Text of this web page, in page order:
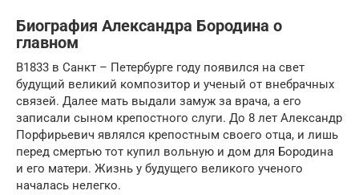
Биография Александра Бородина о
главном
В1833 в Санкт – Петербурге году появился на свет
будущий великий композитор и ученый от внебрачных
связей. Далее мать выдали замуж за врача, а его
записали сыном крепостного слуги. До 8 лет Александр
Порфирьевич являлся крепостным своего отца, и лишь
перед смертью тот купил вольную и дом для Бородина
и его матери. Жизнь у будущего великого ученого
началась нелегко.